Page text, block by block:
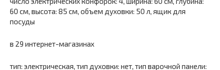
60 см, высота: 85 см, объем духовки: 50 л, ящик для
посуды
в 29 интернет-магазинах
тип: электрическая, тип духовки: нет, тип варочной панели: